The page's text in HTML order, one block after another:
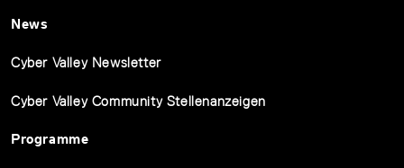
News
Cyber Valley Newsletter
Cyber Valley Community Stellenanzeigen
Programme